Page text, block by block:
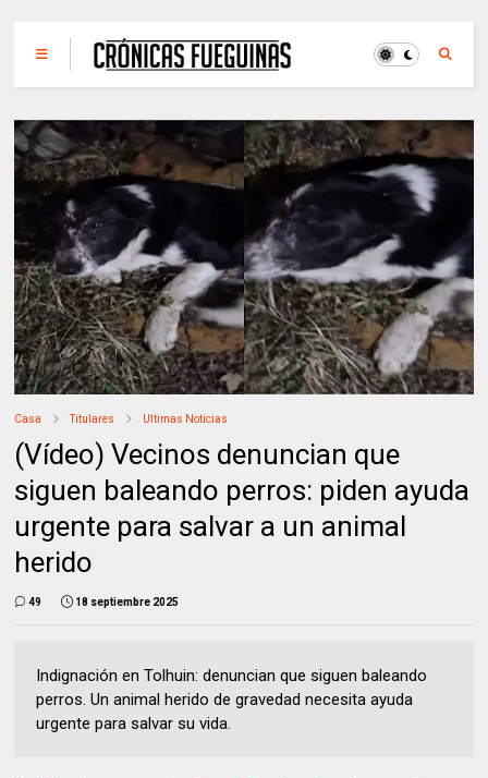
Casa Titulares Ultimas Noticias
(Vídeo) Vecinos denuncian que
siguen baleando perros: piden ayuda
urgente para salvar a un animal
herido
49 18 septiembre 2025
Indignación en Tolhuin: denuncian que siguen baleando
perros. Un animal herido de gravedad necesita ayuda
urgente para salvar su vida.